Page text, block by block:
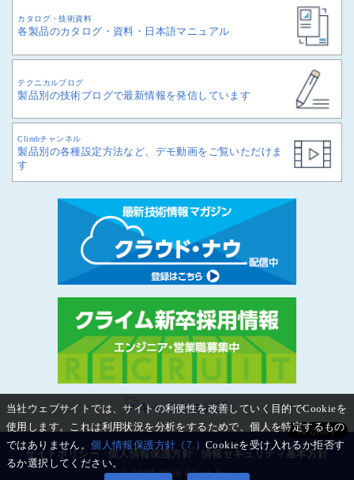
カタログ・技術資料
各製品のカタログ・資料・日本語マニュアル
テクニカルブログ
製品別の技術ブログで最新情報を発信しています
Climbチャンネル
製品別の各種設定方法など、デモ動画をご覧いただけま
す
サイトポリシー 個人情報保護方針
情報セキュリティ基本方針
© 2007-2026 Climb Inc.
当社ウェブサイトでは、サイトの利便性を改善していく目的でCookieを
使用します。これは利用状況を分析をするためで、個人を特定するもの
ではありません。個人情報保護方針（7.）Cookieを受け入れるか拒否す
るか選択してください。